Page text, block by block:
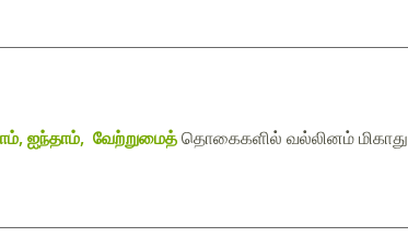
ஐந்தாம், வேற்றுமைத்தொகைகளில் வல்லினம் மிகாது